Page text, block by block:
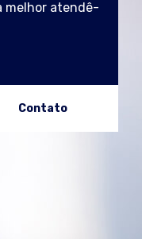
melhor atendê-
Contato